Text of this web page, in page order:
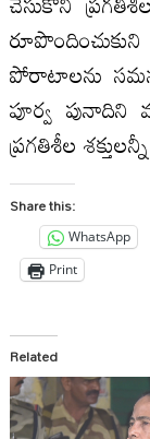
పోరాటాలను
పూర్వ
ప్రగతిశీల
Share this:
WhatsApp
Print
Related